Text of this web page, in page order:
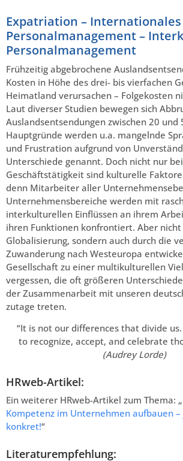
Expatriation – Internationales
Personalmanagement –
Personalmanagement
Frühzeitig abgebrochene
Kosten in Höhe des drei- bis vierfachen
Heimatland verursachen – Folgekosten
Laut diverser Studien bewegen sich
Auslandsentsendungen zwischen 20 und
Hauptgründe werden u.a. mangelnde
und Frustration aufgrund von
Unterschiede genannt. Doch nicht nur
Geschäftstätigkeit sind kulturelle
denn Mitarbeiter aller
Unternehmensbereiche werden mit
interkulturellen Einflüssen an ihrem
ihren Funktionen konfrontiert. Aber
Globalisierung, sondern auch durch die
Zuwanderung nach Westeuropa
Gesellschaft zu einer multikulturellen
vergessen, die oft größeren
der Zusammenarbeit mit unseren
zutage treten.
“It is not our differences that divide
to recognize, accept, and celebrate
(Audrey Lorde)
HRweb-Artikel:
Ein weiterer HRweb-Artikel zum Thema: „
Kompetenz im Unternehmen aufbauen
konkret!“
Literaturempfehlung: